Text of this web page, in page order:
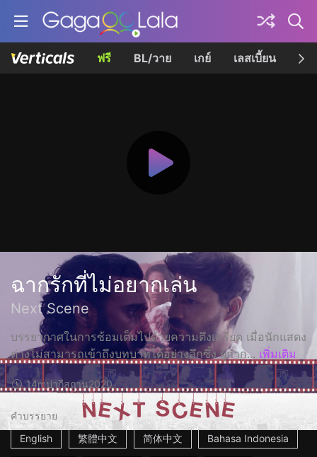
ฟรี BL/วาย เกย์ เลสเบี้ยน เค
ฉากรักที่ไม่อยากเล่น
Next Scene
บรรยากาศในการซ้อมเต็มไปด้วยความตึงเครียด เมื่อนักแสดง
ต่างไม่สามารถเข้าถึงบทบาทได้อย่างลึกซึ้ง ผู้กำก... เพิ่มเติม
14mปากีสถาน2020
คำบรรยาย
English
繁體中文 简体中文 Bahasa Indonesia